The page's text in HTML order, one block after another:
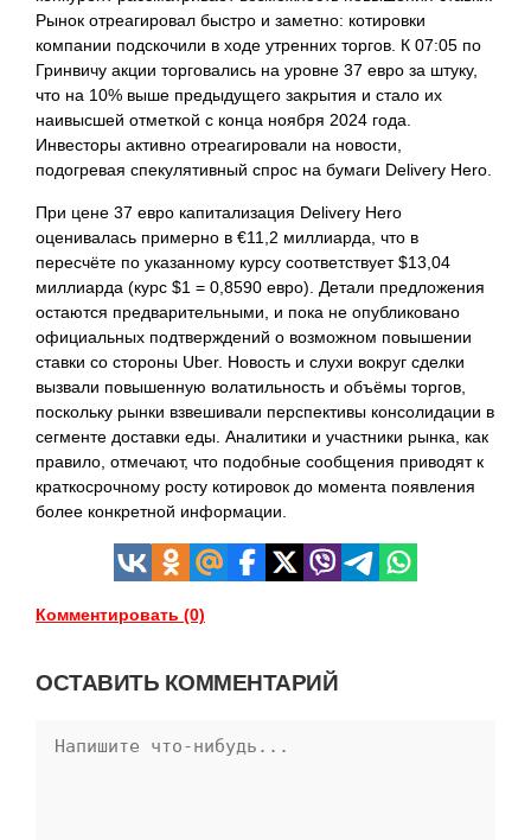
Рынок отреагировал быстро и заметно: котировки
компании подскочили в ходе утренних торгов. К 07:05 по
Гринвичу акции торговались на уровне 37 евро за штуку,
что на 10% выше предыдущего закрытия и стало их
наивысшей отметкой с конца ноября 2024 года.
Инвесторы активно отреагировали на новости,
подогревая спекулятивный спрос на бумаги Delivery Hero.
При цене 37 евро капитализация Delivery Hero
оценивалась примерно в €11,2 миллиарда, что в
пересчёте по указанному курсу соответствует $13,04
миллиарда (курс $1 = 0,8590 евро). Детали предложения
остаются предварительными, и пока не опубликовано
официальных подтверждений о возможном повышении
ставки со стороны Uber. Новость и слухи вокруг сделки
вызвали повышенную волатильность и объёмы торгов,
поскольку рынки взвешивали перспективы консолидации в
сегменте доставки еды. Аналитики и участники рынка, как
правило, отмечают, что подобные сообщения приводят к
краткосрочному росту котировок до момента появления
более конкретной информации.
Комментировать (0)
ОСТАВИТЬ КОММЕНТАРИЙ